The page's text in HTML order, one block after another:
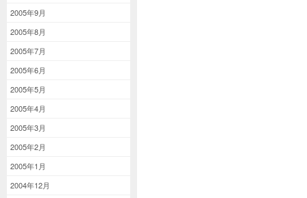
2005年9月
2005年8月
2005年7月
2005年6月
2005年5月
2005年4月
2005年3月
2005年2月
2005年1月
2004年12月